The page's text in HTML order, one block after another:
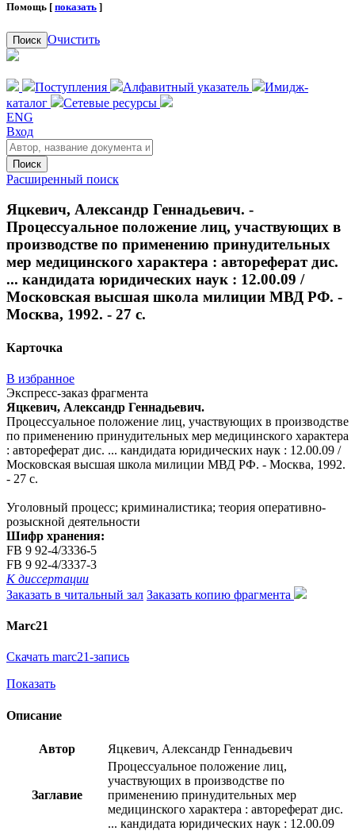
Помощь [ показать ]
Поиск Очистить
Поступления Алфавитный указатель
Имидж-
каталог
Сетевые ресурсы
ENG
Вход
Поиск
Расширенный поиск
Яцкевич, Александр Геннадьевич. -
Процессуальное положение лиц, участвующих в
производстве по применению принудительных
мер медицинского характера : автореферат дис.
... кандидата юридических наук : 12.00.09 /
Московская высшая школа милиции МВД РФ. -
Москва, 1992. - 27 с.
Карточка
В избранное
Экспресс-заказ фрагмента
Яцкевич, Александр Геннадьевич.
Процессуальное положение лиц, участвующих в производстве
по применению принудительных мер медицинского характера
: автореферат дис. ... кандидата юридических наук : 12.00.09 /
Московская высшая школа милиции МВД РФ. - Москва, 1992.
- 27 с.
Уголовный процесс; криминалистика; теория оперативно-
розыскной деятельности
Шифр хранения:
FB 9 92-4/3336-5
FB 9 92-4/3337-3
К диссертации
Заказать в читальный зал Заказать копию фрагмента
Marc21
Скачать marc21-запись
Показать
Описание
Автор Яцкевич, Александр Геннадьевич
Заглавие
Процессуальное положение лиц,
участвующих в производстве по
применению принудительных мер
медицинского характера : автореферат дис.
... кандидата юридических наук : 12.00.09